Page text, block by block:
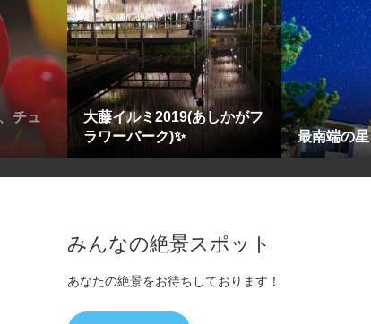
チュ
大藤イルミ2019(あしかがフ
ラワーパーク)✨
最南端の星
みんなの絶景スポット
あなたの絶景をお待ちしております！